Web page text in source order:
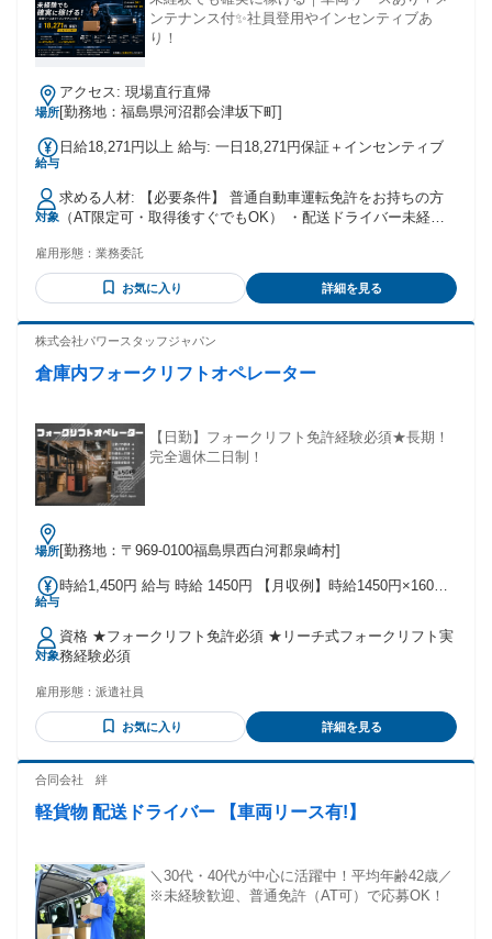
ンテナンス付✨社員登用やインセンティブあ
り！
場所
アクセス: 現場直行直帰
[勤務地：福島県河沼郡会津坂下町]
給与
日給18,271円以上 給与: 一日18,271円保証＋インセンティブ
対象
求める人材: 【必要条件】 普通自動車運転免許をお持ちの方
（AT限定可・取得後すぐでもOK） ・配送ドライバー未経験
からの転職組多数活躍中!! ・運転・ドライブ好きな方 ・新し
いことにチャレンジしたい方 ・自分のペースで仕事を進めた
雇用形態： 業務委託
お気に入り 詳細を見る
株式会社パワースタッフジャパン
倉庫内フォークリフトオペレーター
【日勤】フォークリフト免許経験必須★長期！
完全週休二日制！
場所[勤務地：〒969-0100福島県西白河郡泉崎村]
給与
時給1,450円 給与 時給 1450円 【月収例】時給1450円×160時
(例)6000円、総支給：274,250円 交通費：交通費支給 上限あ
り（￥13,000）
対象
資格 ★フォークリフト免許必須 ★リーチ式フォークリフト実
務経験必須
雇用形態： 派遣社員
お気に入り 詳細を見る
合同会社 絆
軽貨物 配送ドライバー 【車両リース有!】
＼30代・40代が中心に活躍中！平均年齢42歳／
※未経験歓迎、普通免許（AT可）で応募OK！